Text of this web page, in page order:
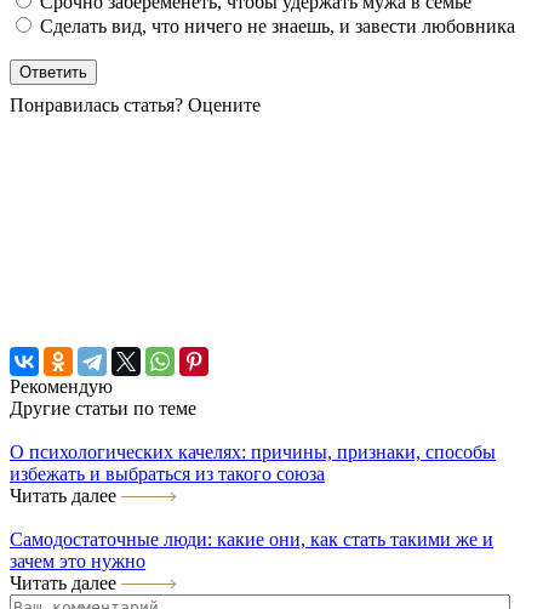
Сделать вид, что ничего не знаешь, и завести любовника
Понравилась статья? Оцените
Рекомендую
Другие статьи по теме
О психологических качелях: причины, признаки, способы
избежать и выбраться из такого союза
Читать далее
Самодостаточные люди: какие они, как стать такими же и
зачем это нужно
Читать далее